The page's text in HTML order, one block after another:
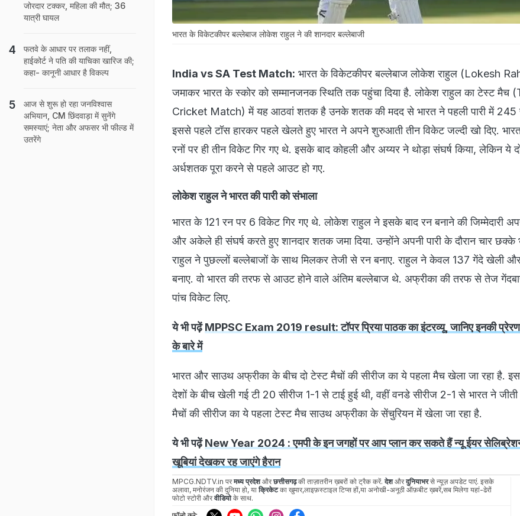
भारत के विकेटकीपर बल्लेबाज लोकेश राहुल ने की शानदार बल्लेबाजी
India vs SA Test Match: भारत के विकेटकीपर बल्लेबाज लोकेश राहुल (Lokesh
जमाकर भारत के स्कोर को सम्मानजनक स्थिति तक पहुंचा दिया है. लोकेश राहुल का टेस्ट मैच
Cricket Match) में यह आठवां शतक है उनके शतक की मदद से भारत ने पहली पारी में 245
इससे पहले टॉस हारकर पहले खेलते हुए भारत ने अपने शुरुआती तीन विकेट जल्दी खो दिए.
रनों पर ही तीन विकेट गिर गए थे. इसके बाद कोहली और अय्यर ने थोड़ा संघर्ष किया, लेकिन ये
अर्धशतक पूरा करने से पहले आउट हो गए.
लोकेश राहुल ने भारत की पारी को संभाला
भारत के 121 रन पर 6 विकेट गिर गए थे. लोकेश राहुल ने इसके बाद रन बनाने की जिम्मेदारी
और अकेले ही संघर्ष करते हुए शानदार शतक जमा दिया. उन्होंने अपनी पारी के दौरान चार छक्के
राहुल ने पुछल्लों बल्लेबाजों के साथ मिलकर तेजी से रन बनाए. राहुल ने केवल 137 गेंदे खेली
बनाए. वो भारत की तरफ से आउट होने वाले अंतिम बल्लेबाज थे. अफ्रीका की तरफ से तेज
पांच विकेट लिए.
ये भी पढ़ेंMPPSC Exam 2019 result: टॉपर प्रिया पाठक का इंटरव्यू, जानिए इनकी
के बारे में
भारत और साउथ अफ्रीका के बीच दो टेस्ट मैचों की सीरीज का ये पहला मैच खेला जा रहा है.
देशों के बीच खेली गई टी 20 सीरीज 1-1 से टाई हुई थी, वहीं वनडे सीरीज 2-1 से भारत ने जीती
मैचों की सीरीज का ये पहला टेस्ट मैच साउथ अफ्रीका के सेंचुरियन में खेला जा रहा है.
ये भी पढ़ेंNew Year 2024 : एमपी के इन जगहों पर आप प्लान कर सकते हैं न्यू ईयर
खूबियां देखकर रह जाएंगे हैरान
MPCG.NDTV.in परमध्य प्रदेशऔरछत्तीसगढ़की ताज़ातरीन ख़बरों को ट्रैक करें. देशऔरदुनियाभरसे न्यूज़ अपडेट पाएं. इसके
अलावा, मनोरंजन की दुनिया हो, या क्रिकेटका खुमार,लाइफ़स्टाइल टिप्स हों,या अनोखी-अनूठी ऑफ़बीट ख़बरें,सब मिलेगा यहां-ढेरों
फोटो स्टोरी औरवीडियोके साथ.
जोरदार टक्कर, महिला की मौत; 36
यात्री घायल
फतवे के आधार पर तलाक नहीं,
हाईकोर्ट ने पति की याचिका खारिज की;
कहा- कानूनी आधार है विकल्प
आज से शुरू हो रहा जनविश्वास
अभियान, CM छिंदवाड़ा में सुनेंगे
समस्याएं; नेता और अफसर भी फील्ड में
उतरेंगे